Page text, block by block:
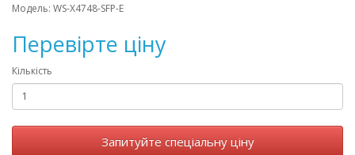
Модель: WS-X4748-SFP-E
Перевірте ціну
Кількість
Запитуйте спеціальну ціну